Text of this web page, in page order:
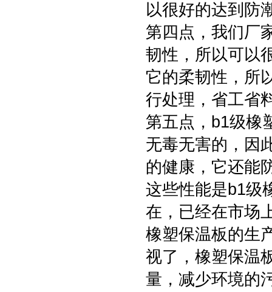
以很好的达到防
第四点，我们厂
韧性，所以可以
它的柔韧性，所
行处理，省工省
第五点，b1级橡
无毒无害的，因
的健康，它还能
这些性能是b1级
在，已经在市场
橡塑保温板的生
视了，橡塑保温
量，减少环境的